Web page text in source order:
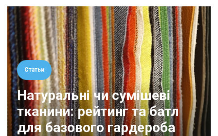
Статьи
Натуральні чи сумішеві
тканини: рейтинг та батл
для базового гардероба